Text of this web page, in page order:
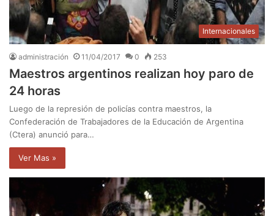
Internacionales
administración 11/04/2017 0 253
Maestros argentinos realizan hoy paro de
24 horas
Luego de la represión de policías contra maestros, la
Confederación de Trabajadores de la Educación de Argentina
(Ctera) anunció para…
Ver Mas »